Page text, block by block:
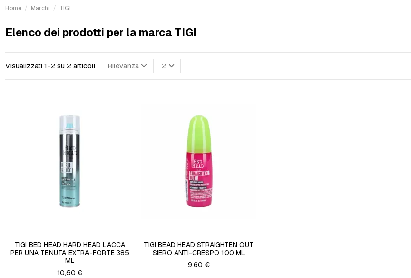
Home Marchi TIGI
Elenco dei prodotti per la marca TIGI
Visualizzati 1-2 su 2 articoli Rilevanza 2
TIGI BED HEAD HARD HEAD LACCA
PER UNA TENUTA EXTRA-FORTE 385
ML
10,60 €
TIGI BEAD HEAD STRAIGHTEN OUT
SIERO ANTI-CRESPO 100 ML
9,60 €